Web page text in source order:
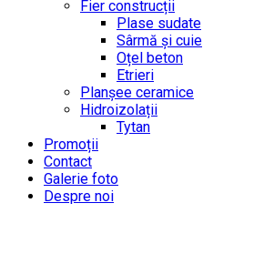
Fier construcții
Plase sudate
Sârmă şi cuie
Oțel beton
Etrieri
Planșee ceramice
Hidroizolații
Tytan
Promoții
Contact
Galerie foto
Despre noi